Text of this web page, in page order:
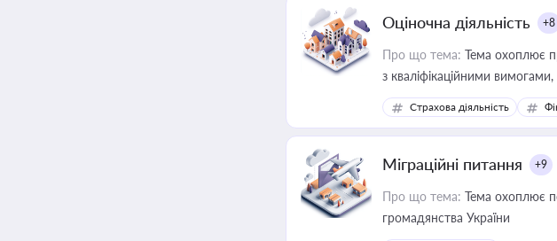
Оціночна діяльність +8
Про що тема: Тема охоплює
з кваліфікаційними
медійних змін у цій сфері
приватизації, оренди
Страхова діяльність
Міграційні питання +9
Про що тема: Тема охоплює
громадянства України